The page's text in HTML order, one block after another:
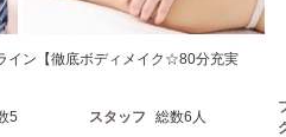
イン【徹底ボディメイク☆80分充実
5 スタッフ 総数6人